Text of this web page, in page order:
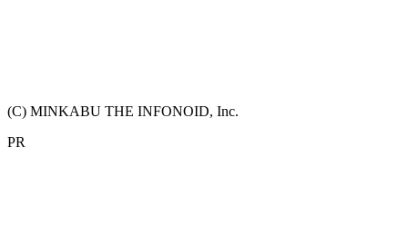
(C) MINKABU THE INFONOID, Inc.
PR